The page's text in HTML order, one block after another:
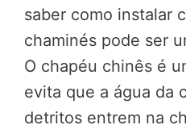
saber como instalar
chaminés pode ser
O chapéu chinês é
evita que a água da
detritos entrem na